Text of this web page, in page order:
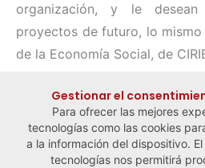
organización, y le
proyectos de futuro, lo
de la Economía Social, de
Gestionar el
Para ofrecer las mejores
tecnologías como las cookies
a la información del dispositivo.
tecnologías nos permitirá